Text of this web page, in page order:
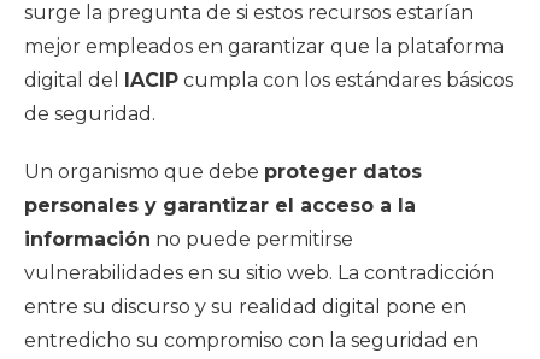
surge la pregunta de si estos recursos estarían
mejor empleados en garantizar que la plataforma
digital del
IACIP cumpla con los estándares básicos
de seguridad.
Un organismo que debe proteger datos
personales y garantizar el acceso a la
información no puede permitirse
vulnerabilidades en su sitio web. La contradicción
entre su discurso y su realidad digital pone en
entredicho su compromiso con la seguridad en